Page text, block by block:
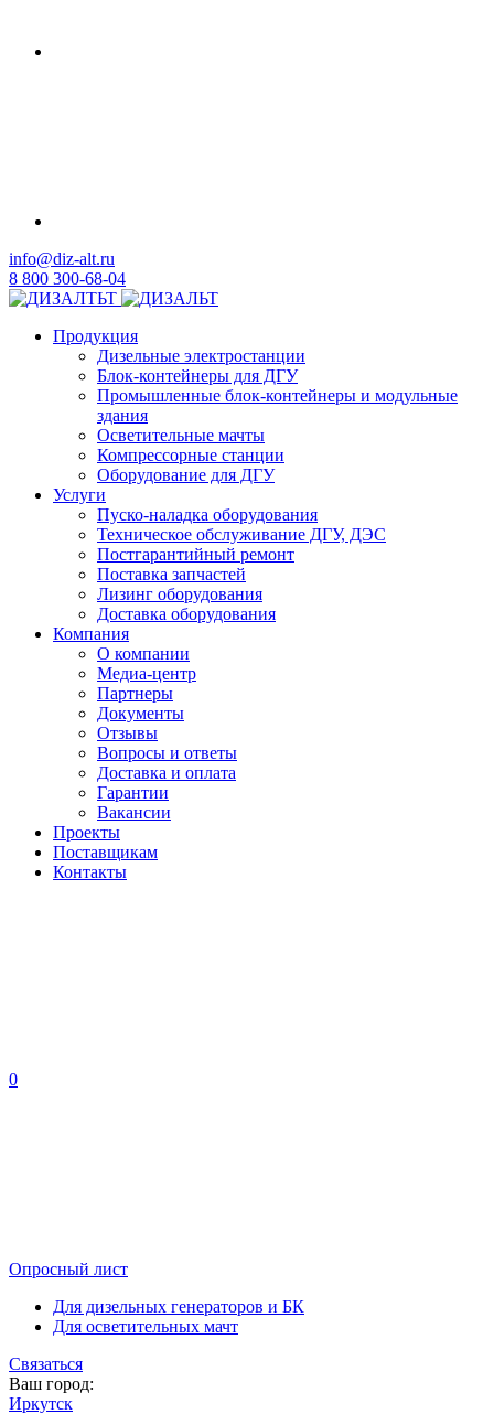
info@diz-alt.ru
8 800 300-68-04
Продукция
Дизельные электростанции
Блок-контейнеры для ДГУ
Промышленные блок-контейнеры и модульные
здания
Осветительные мачты
Компрессорные станции
Оборудование для ДГУ
Услуги
Пуско-наладка оборудования
Техническое обслуживание ДГУ, ДЭС
Постгарантийный ремонт
Поставка запчастей
Лизинг оборудования
Доставка оборудования
Компания
О компании
Медиа-центр
Партнеры
Документы
Отзывы
Вопросы и ответы
Доставка и оплата
Гарантии
Вакансии
Проекты
Поставщикам
Контакты
0
Опросный лист
Для дизельных генераторов и БК
Для осветительных мачт
Связаться
Ваш город:
Иркутск